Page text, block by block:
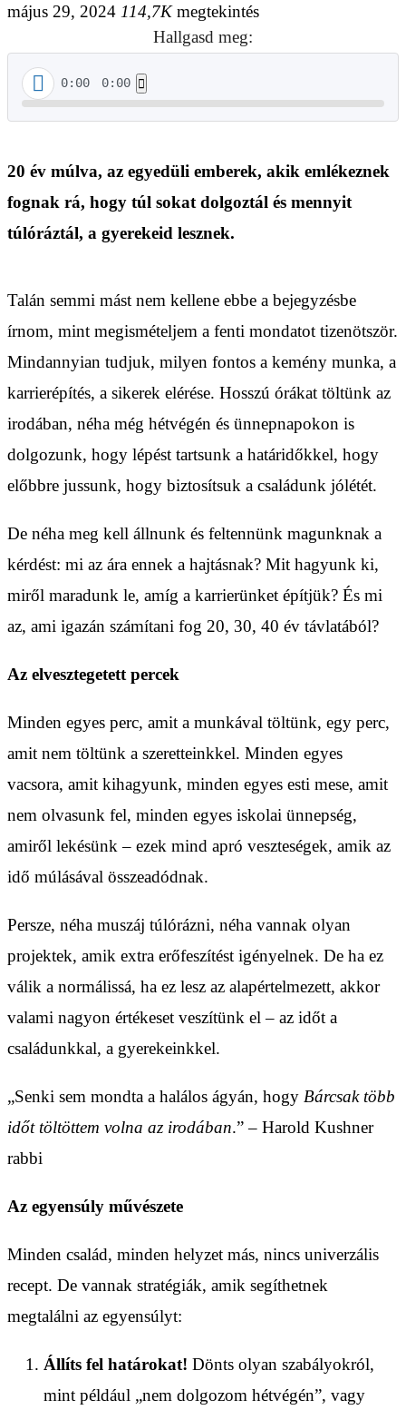
május 29, 2024 114,7Kmegtekintés
Hallgasd meg:
0:00 0:00
20 év múlva, az egyedüli emberek, akik emlékeznek
fognak rá, hogy túl sokat dolgoztál és mennyit
túlóráztál, a gyerekeid lesznek.
Talán semmi mást nem kellene ebbe a bejegyzésbe
írnom, mint megismételjem a fenti mondatot tizenötször.
Mindannyian tudjuk, milyen fontos a kemény munka, a
karrierépítés, a sikerek elérése. Hosszú órákat töltünk az
irodában, néha még hétvégén és ünnepnapokon is
dolgozunk, hogy lépést tartsunk a határidőkkel, hogy
előbbre jussunk, hogy biztosítsuk a családunk jólétét.
De néha meg kell állnunk és feltennünk magunknak a
kérdést: mi az ára ennek a hajtásnak? Mit hagyunk ki,
miről maradunk le, amíg a karrierünket építjük? És mi
az, ami igazán számítani fog 20, 30, 40 év távlatából?
Az elvesztegetett percek
Minden egyes perc, amit a munkával töltünk, egy perc,
amit nem töltünk a szeretteinkkel. Minden egyes
vacsora, amit kihagyunk, minden egyes esti mese, amit
nem olvasunk fel, minden egyes iskolai ünnepség,
amiről lekésünk – ezek mind apró veszteségek, amik az
idő múlásával összeadódnak.
Persze, néha muszáj túlórázni, néha vannak olyan
projektek, amik extra erőfeszítést igényelnek. De ha ez
válik a normálissá, ha ez lesz az alapértelmezett, akkor
valami nagyon értékeset veszítünk el – az időt a
családunkkal, a gyerekeinkkel.
„Senki sem mondta a halálos ágyán, hogy Bárcsak több
időt töltöttem volna az irodában.” – Harold Kushner
rabbi
Az egyensúly művészete
Minden család, minden helyzet más, nincs univerzális
recept. De vannak stratégiák, amik segíthetnek
megtalálni az egyensúlyt:
Állíts fel határokat! Dönts olyan szabályokról,
mint például „nem dolgozom hétvégén”, vagy